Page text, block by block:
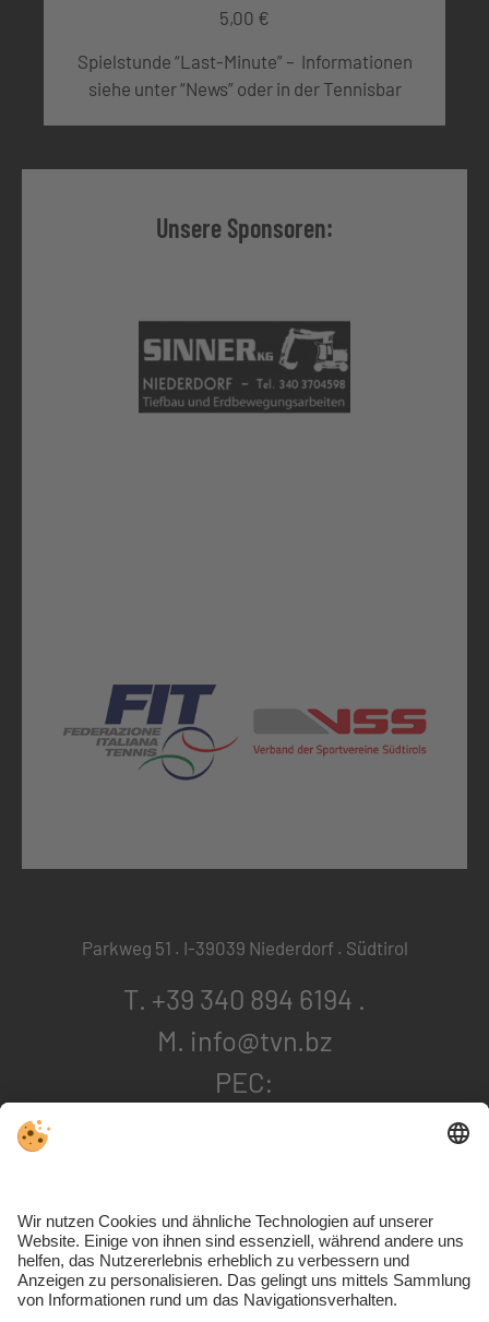
5,00 €
Spielstunde “Last-Minute” – Informationen
siehe unter “News” oder in der Tennisbar
Unsere Sponsoren:
Parkweg 51 . I-39039 Niederdorf . Südtirol
T. +39 340 894 6194 .
M. info@tvn.bz
PEC:
Kontakt & Anreise